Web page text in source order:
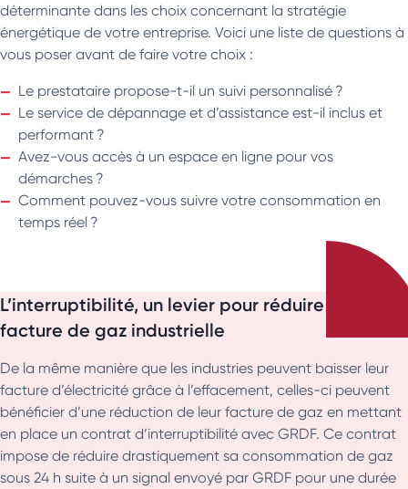
déterminante dans les choix concernant la stratégie
énergétique de votre entreprise. Voici une liste de questions à
vous poser avant de faire votre choix :
Le prestataire propose-t-il un suivi personnalisé ?
Le service de dépannage et d’assistance est-il inclus et
performant ?
Avez-vous accès à un espace en ligne pour vos
démarches ?
Comment pouvez-vous suivre votre consommation en
temps réel ?
L’interruptibilité, un levier pour réduire sa
facture de gaz industrielle
De la même manière que les industries peuvent baisser leur
facture d’électricité grâce à l’effacement, celles-ci peuvent
bénéficier d’une réduction de leur facture de gaz en mettant
en place un contrat d’interruptibilité avec GRDF. Ce contrat
impose de réduire drastiquement sa consommation de gaz
sous 24 h suite à un signal envoyé par GRDF pour une durée